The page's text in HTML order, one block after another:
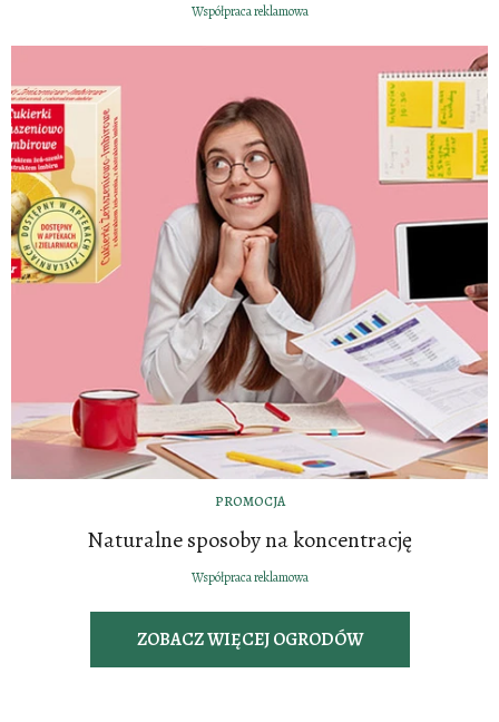
Współpraca reklamowa
PROMOCJA
Naturalne sposoby na koncentrację
Współpraca reklamowa
ZOBACZ WIĘCEJ OGRODÓW